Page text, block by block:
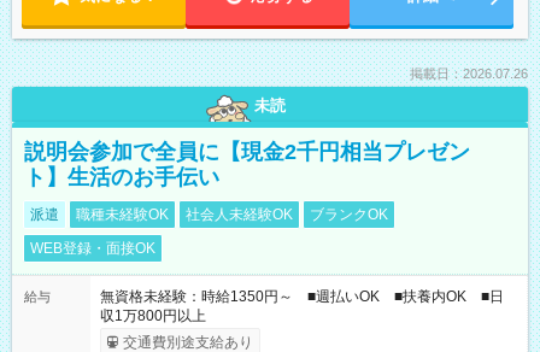
掲載日：2026.07.26
未読
説明会参加で全員に【現金2千円相当プレゼン
ト】生活のお手伝い
派遣 職種未経験OK 社会人未経験OK
ブランクOK
WEB登録・面接OK
給与
無資格未経験：時給1350円～ ■週払いOK ■扶養内OK ■日
収1万800円以上
交通費別途支給あり